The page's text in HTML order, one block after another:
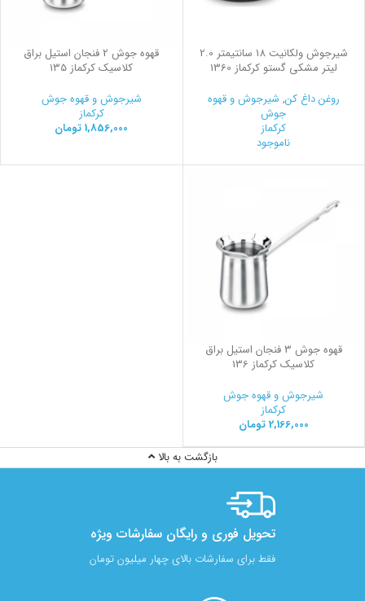
شیرجوش ولکانیت 18 سانتیمتر 2.0
لیتر مشکی گستو کرکماز 1360
روغن داغ کن, شیرجوش و قهوه
جوش
کرکماز
ناموجود
قهوه جوش 2 فنجان استیل براق
کلاسیک کرکماز 135
شیرجوش و قهوه جوش
کرکماز
1,856,000 تومان
قهوه جوش 3 فنجان استیل براق
کلاسیک کرکماز 136
شیرجوش و قهوه جوش
کرکماز
2,166,000 تومان
بازگشت به بالا
تحویل فوری و رایگان سفارشات ویژه
فقط برای سفارشات بالای چهار میلیون تومان